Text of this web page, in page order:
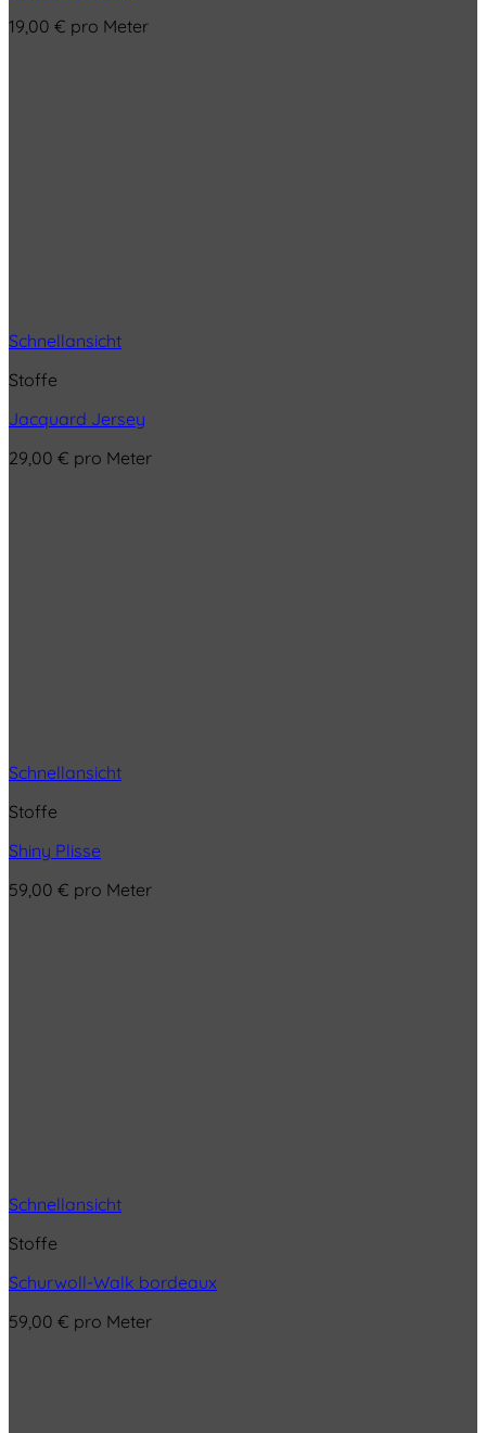
19,00 € pro Meter
Schnellansicht
Stoffe
Jacquard Jersey
29,00 € pro Meter
Schnellansicht
Stoffe
Shiny Plisse
59,00 € pro Meter
Schnellansicht
Stoffe
Schurwoll-Walk bordeaux
59,00 € pro Meter